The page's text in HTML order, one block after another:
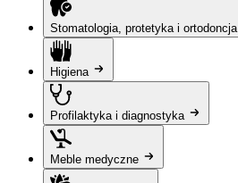
Stomatologia, protetyka i ortodoncja
Higiena
Profilaktyka i diagnostyka
Meble medyczne